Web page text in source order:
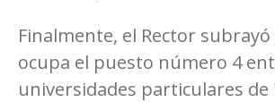
Finalmente, el Rector subrayó
ocupa el puesto número 4
universidades particulares de